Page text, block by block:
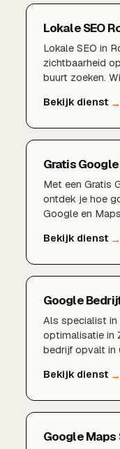
Lokale SEO
Lokale SEO in
zichtbaarheid
buurt zoeken.
autoriteit op en
Gratis
Met een Gratis
ontdek je hoe
Google en
Google
Als specialist
optimalisatie in
bedrijf opvalt in
informatie, fotos
Google Maps